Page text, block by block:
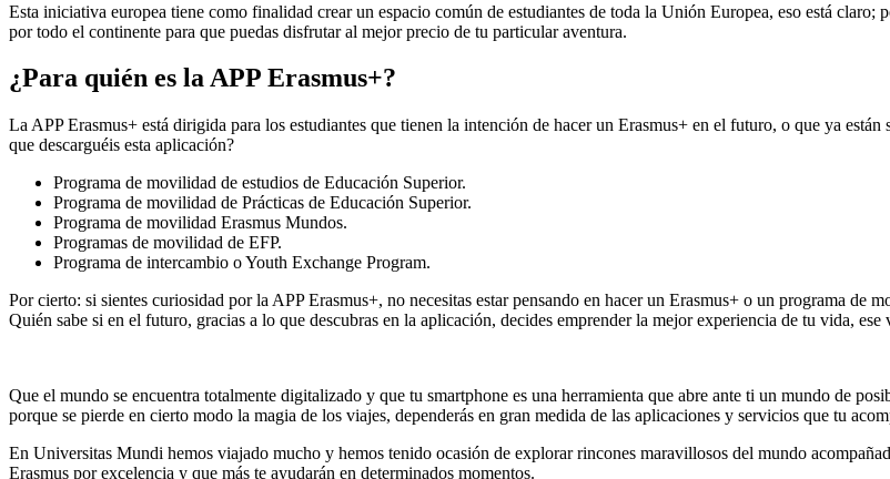
Esta iniciativa europea tiene como finalidad crear un espacio común de estudiantes de toda la Unión Europea, eso está
por todo el continente para que puedas disfrutar al mejor precio de tu particular aventura.
¿Para quién es la APP Erasmus+?
La APP Erasmus+ está dirigida para los estudiantes que tienen la intención de hacer un Erasmus+ en el futuro, o que ya
que descarguéis esta aplicación?
Programa de movilidad de estudios de Educación Superior.
Programa de movilidad de Prácticas de Educación Superior.
Programa de movilidad Erasmus Mundos.
Programas de movilidad de EFP.
Programa de intercambio o Youth Exchange Program.
Por cierto: si sientes curiosidad por la APP Erasmus+, no necesitas estar pensando en hacer un Erasmus+ o un programa de
Quién sabe si en el futuro, gracias a lo que descubras en la aplicación, decides emprender la mejor experiencia de tu vida, ese
Que el mundo se encuentra totalmente digitalizado y que tu smartphone es una herramienta que abre ante ti un mundo de
porque se pierde en cierto modo la magia de los viajes, dependerás en gran medida de las aplicaciones y servicios que tu
En Universitas Mundi hemos viajado mucho y hemos tenido ocasión de explorar rincones maravillosos del mundo
Erasmus por excelencia y que más te ayudarán en determinados momentos.